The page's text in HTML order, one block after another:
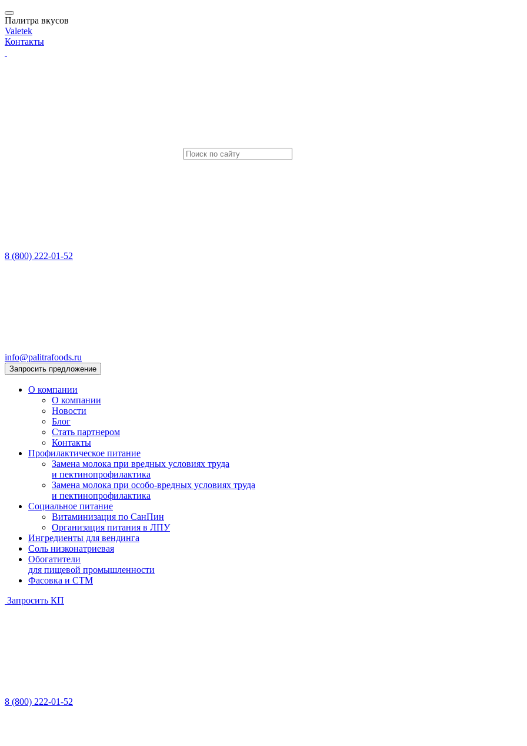
Палитра вкусов
Valetek
Контакты
8 (800) 222-01-52
info@palitrafoods.ru
Запросить предложение
О компании
О компании
Новости
Блог
Стать партнером
Контакты
Профилактическое питание
Замена молока при вредных условиях труда
и пектинопрофилактика
Замена молока при особо-вредных условиях труда
и пектинопрофилактика
Социальное питание
Витаминизация по СанПин
Организация питания в ЛПУ
Ингредиенты для вендинга
Соль низконатриевая
Обогатители
для пищевой промышленности
Фасовка и СТМ
Запросить КП
8 (800) 222-01-52